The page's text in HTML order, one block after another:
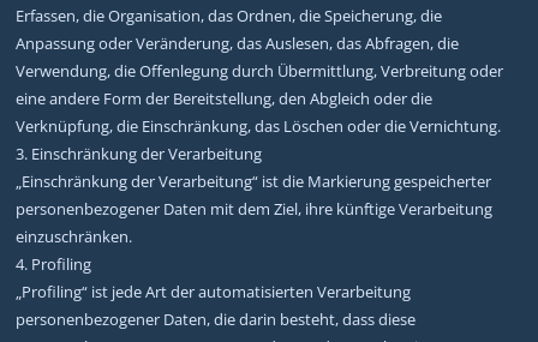
Erfassen, die Organisation, das Ordnen, die Speicherung, die
Anpassung oder Veränderung, das Auslesen, das Abfragen, die
Verwendung, die Offenlegung durch Übermittlung, Verbreitung oder
eine andere Form der Bereitstellung, den Abgleich oder die
Verknüpfung, die Einschränkung, das Löschen oder die Vernichtung.
3. Einschränkung der Verarbeitung
„Einschränkung der Verarbeitung“ ist die Markierung gespeicherter
personenbezogener Daten mit dem Ziel, ihre künftige Verarbeitung
einzuschränken.
4. Profiling
„Profiling“ ist jede Art der automatisierten Verarbeitung
personenbezogener Daten, die darin besteht, dass diese